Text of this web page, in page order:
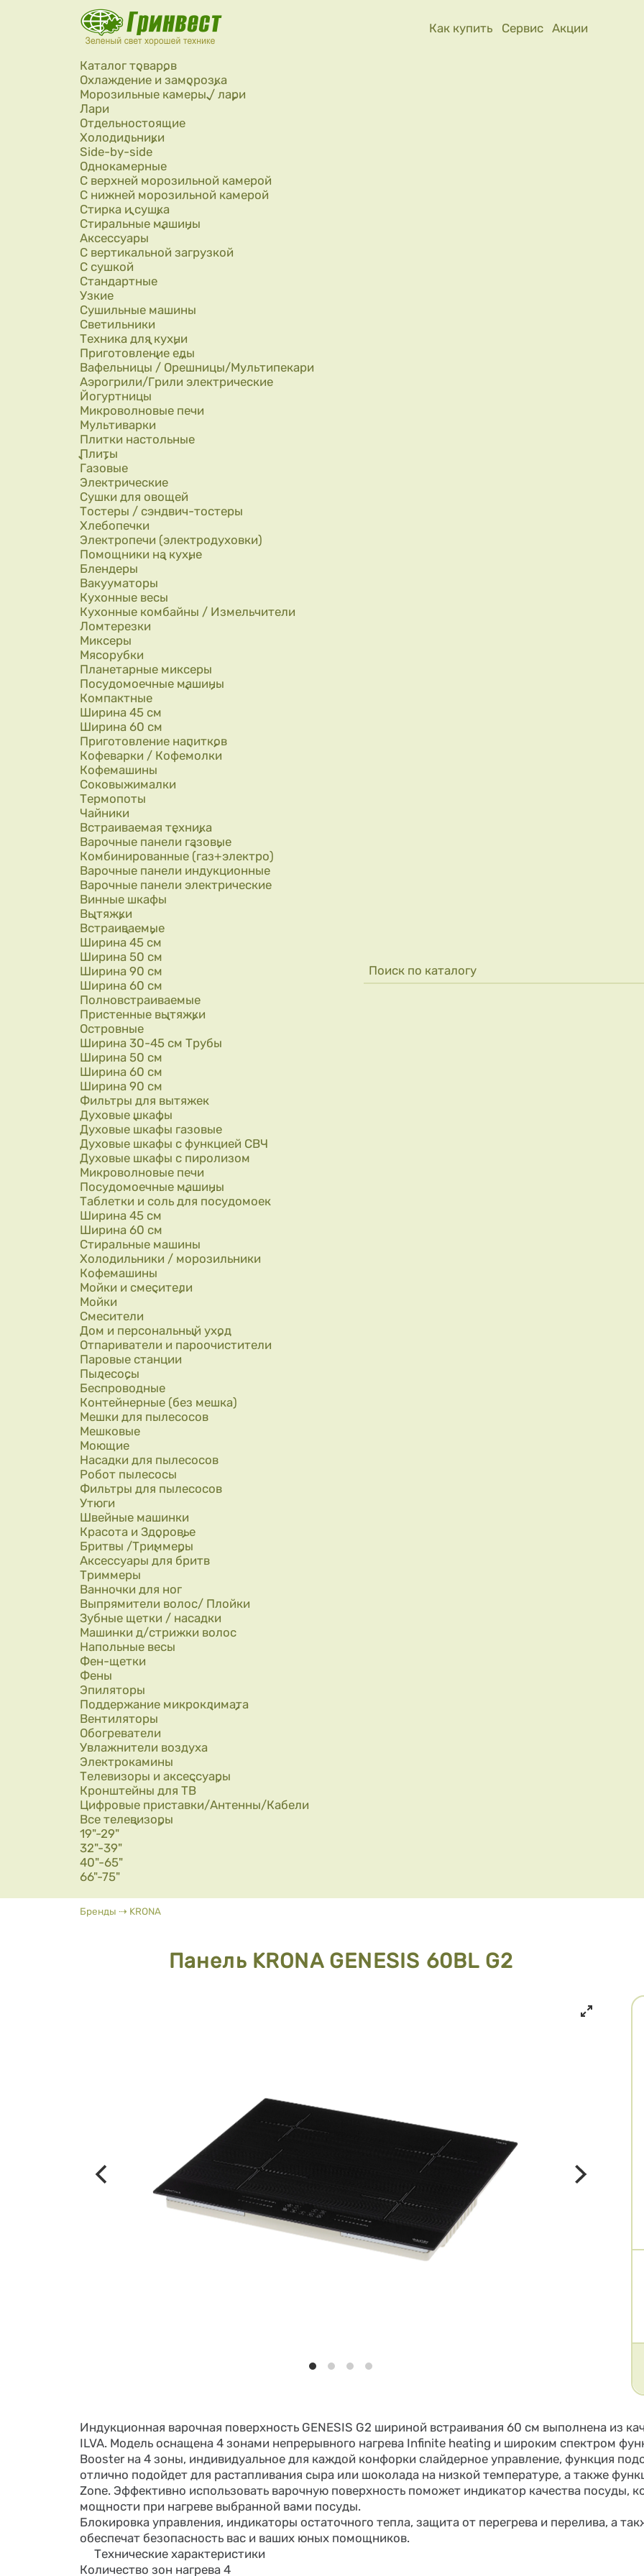
Перейти к основному содержанию
Как купить
Сервис Акции
Каталог товаров
Охлаждение и заморозка
Морозильные камеры / лари
Лари
Отдельностоящие
Холодильники
Side-by-side
Однокамерные
С верхней морозильной камерой
С нижней морозильной камерой
Стирка и сушка
Стиральные машины
Аксессуары
С вертикальной загрузкой
С сушкой
Стандартные
Узкие
Сушильные машины
Светильники
Техника для кухни
Приготовление еды
Вафельницы / Орешницы/Мультипекари
Аэрогрили/Грили электрические
Йогуртницы
Микроволновые печи
Мультиварки
Плитки настольные
Плиты
Газовые
Электрические
Сушки для овощей
Тостеры / сэндвич-тостеры
Хлебопечки
Электропечи (электродуховки)
Помощники на кухне
Блендеры
Вакууматоры
Кухонные весы
Кухонные комбайны / Измельчители
Ломтерезки
Миксеры
Мясорубки
Планетарные миксеры
Посудомоечные машины
Компактные
Ширина 45 см
Ширина 60 см
Приготовление напитков
Кофеварки / Кофемолки
Кофемашины
Соковыжималки
Термопоты
Чайники
Встраиваемая техника
Варочные панели газовые
Комбинированные (газ+электро)
Варочные панели индукционные
Варочные панели электрические
Винные шкафы
Вытяжки
Встраиваемые
Ширина 45 см
Ширина 50 см
Ширина 90 см
Ширина 60 см
Полновстраиваемые
Пристенные вытяжки
Островные
Ширина 30-45 см Трубы
Ширина 50 см
Ширина 60 см
Ширина 90 см
Фильтры для вытяжек
Духовые шкафы
Духовые шкафы газовые
Духовые шкафы с функцией СВЧ
Духовые шкафы с пиролизом
Микроволновые печи
Посудомоечные машины
Таблетки и соль для посудомоек
Ширина 45 см
Ширина 60 см
Стиральные машины
Холодильники / морозильники
Кофемашины
Мойки и смесители
Мойки
Смесители
Дом и персональный уход
Отпариватели и пароочистители
Паровые станции
Пылесосы
Беспроводные
Контейнерные (без мешка)
Мешки для пылесосов
Мешковые
Моющие
Насадки для пылесосов
Робот пылесосы
Фильтры для пылесосов
Утюги
Швейные машинки
Красота и Здоровье
Бритвы /Триммеры
Аксессуары для бритв
Триммеры
Ванночки для ног
Выпрямители волос/ Плойки
Зубные щетки / насадки
Машинки д/стрижки волос
Напольные весы
Фен-щетки
Фены
Эпиляторы
Поддержание микроклимата
Вентиляторы
Обогреватели
Увлажнители воздуха
Электрокамины
Телевизоры и аксессуары
Кронштейны для ТВ
Цифровые приставки/Антенны/Кабели
Все телевизоры
19"-29"
32"-39"
40"-65"
66"-75"
Форма поиска
Поиск
Вы здесь
Бренды ⇢ KRONA
Панель KRONA GENESIS 60BL G2
Индукционная варочная поверхность GENESIS G2 шириной встраивания 60 см выполнена из
ILVA. Модель оснащена 4 зонами непрерывного нагрева Infinite heating и широким спектром
Booster на 4 зоны, индивидуальное для каждой конфорки слайдерное управление, функция
отлично подойдет для растапливания сыра или шоколада на низкой температуре, а также
Zone. Эффективно использовать варочную поверхность поможет индикатор качества посуды,
мощности при нагреве выбранной вами посуды.
Блокировка управления, индикаторы остаточного тепла, защита от перегрева и перелива, а
обеспечат безопасность вас и ваших юных помощников.
Технические характеристики
Количество зон нагрева 4